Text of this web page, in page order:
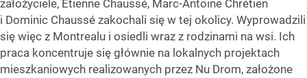
założyciele, Etienne Chaussé, Marc-Antoine Chrétien
i Dominic Chaussé zakochali się w tej okolicy. Wyprowadzili
się więc z Montrealu i osiedli wraz z rodzinami na wsi. Ich
praca koncentruje się głównie na lokalnych projektach
mieszkaniowych realizowanych przez Nu Drom, założone